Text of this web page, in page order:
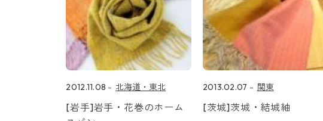
2012.11.08 北海道・東北
[岩手]岩手・花巻のホーム
2013.02.07 関東
[茨城]茨城・結城紬